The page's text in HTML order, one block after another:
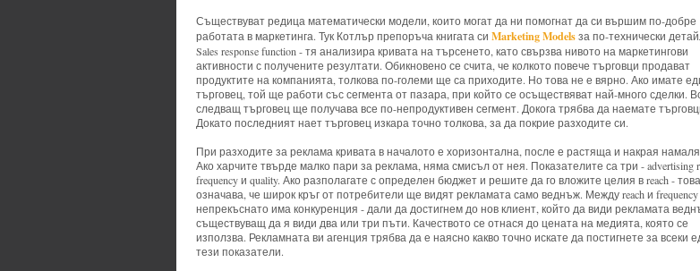
Съществуват редица математически модели, които могат да ни помогнат да си вършим по-добре
работата в маркетинга. Тук Котлър препоръча книгата си Marketing Modelsза по-технически
Sales response function - тя анализира кривата на търсенето, като свързва нивото на маркетингови
активности с получените резултати. Обикновено се счита, че колкото повече търговци продават
продуктите на компанията, толкова по-големи ще са приходите. Но това не е вярно. Ако имате
търговец, той ще работи със сегмента от пазара, при който се осъществяват най-много сделки.
следващ търговец ще получава все по-непродуктивен сегмент. Докога трябва да наемате
Докато последният нает търговец изкара точно толкова, за да покрие разходите си.
При разходите за реклама кривата в началото е хоризонтална, после е растяща и накрая
Ако харчите твърде малко пари за реклама, няма смисъл от нея. Показателите са три - advertising
frequency и quality. Ако разполагате с определен бюджет и решите да го вложите целия в reach - това
означава, че широк кръг от потребители ще видят рекламата само веднъж. Между reach и frequency
непрекъснато има конкуренция - дали да достигнем до нов клиент, който да види рекламата
съществуващ да я види два или три пъти. Качеството се отнася до цената на медията, която се
използва. Рекламната ви агенция трябва да е наясно какво точно искате да постигнете за всеки
тези показатели.